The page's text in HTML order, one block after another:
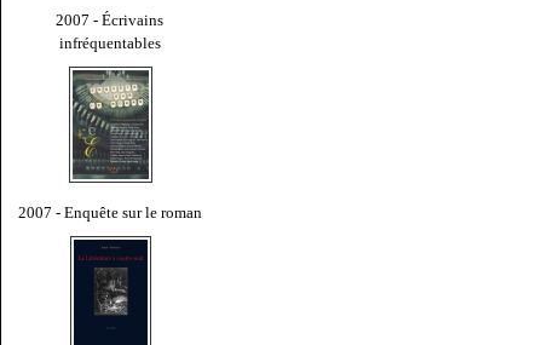
2007 - Écrivains
infréquentables
2007 - Enquête sur le roman